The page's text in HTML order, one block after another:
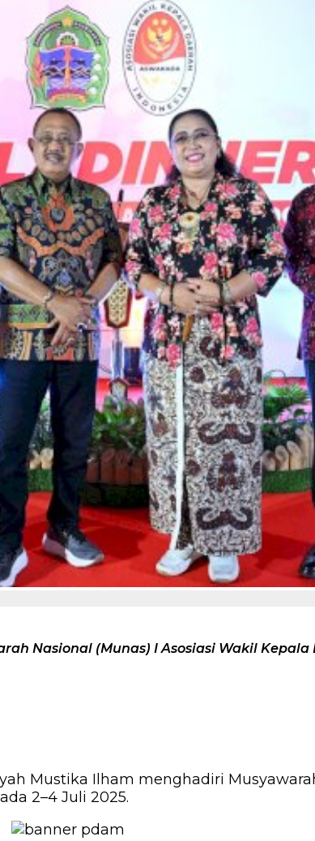
Nasional (Munas) I Asosiasi Wakil Kepala
Mustika Ilham menghadiri
2–4 Juli 2025.